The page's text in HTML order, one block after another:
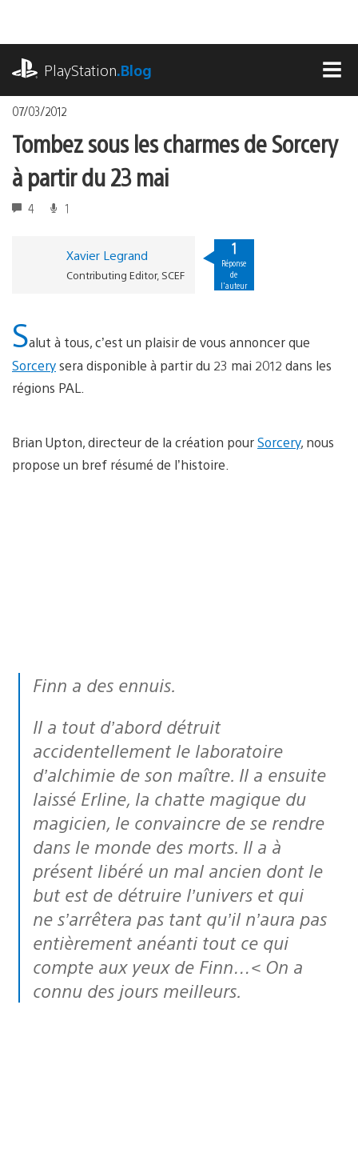
contenu
PlayStation.Blog
07/03/2012
Tombez sous les charmes de Sorcery
à partir du 23 mai
4 1
Xavier Legrand
Contributing Editor, SCEF
1
Réponse
de
l'auteur
Salut à tous, c’est un plaisir de vous annoncer que
Sorcerysera disponible à partir du 23 mai 2012 dans les
régions PAL.
Brian Upton, directeur de la création pourSorcery, nous
propose un bref résumé de l’histoire.
Finn a des ennuis.
Il a tout d’abord détruit
accidentellement le laboratoire
d’alchimie de son maître. Il a ensuite
laissé Erline, la chatte magique du
magicien, le convaincre de se rendre
dans le monde des morts. Il a à
présent libéré un mal ancien dont le
but est de détruire l’univers et qui
ne s’arrêtera pas tant qu’il n’aura pas
entièrement anéanti tout ce qui
compte aux yeux de Finn…< On a
connu des jours meilleurs.